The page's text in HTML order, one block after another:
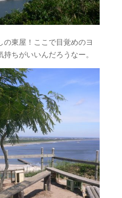
の東屋！ここで目覚めのヨ
ちがいいんだろうなー。